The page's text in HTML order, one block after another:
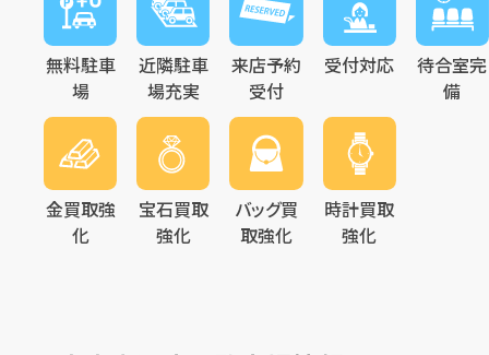
無料駐車
場
近隣駐車
場充実
来店予約
受付
受付対応
待合室完
備
金買取強
化
宝石買取
強化
バッグ買
取強化
時計買取
強化